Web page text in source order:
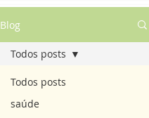
Blog
Todos posts
saúde
Todos posts